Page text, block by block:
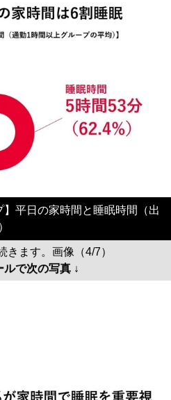
】平日の家時間と睡眠時間（出
きます。画像（4/7）
ルで次の写真 ↓